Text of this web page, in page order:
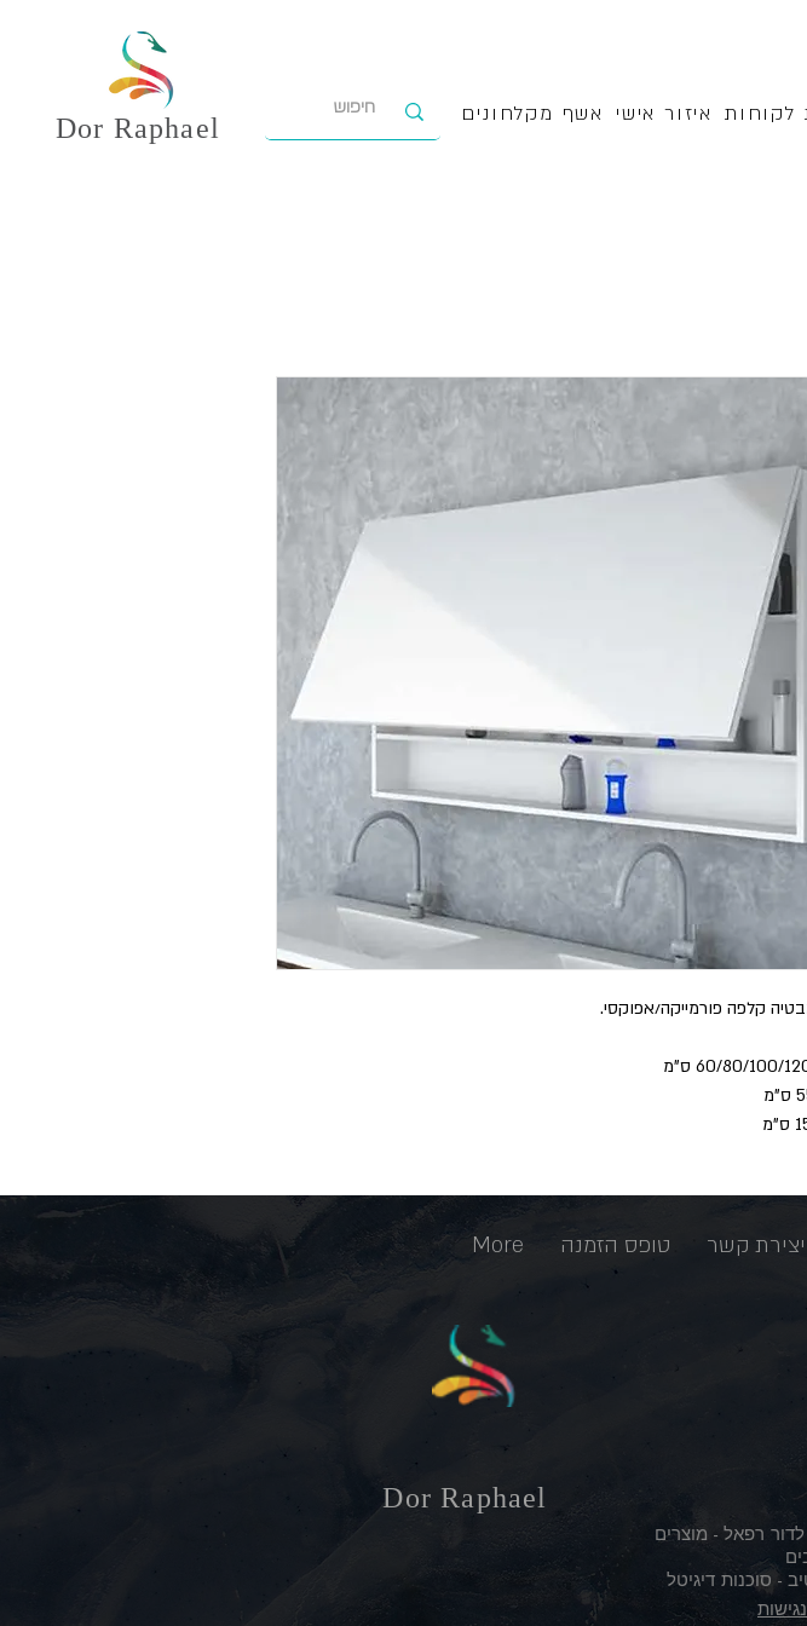
Dor Raphael לקוחות איזור אישי אשף מקלחונים
קלפה פורמייקה/אפוקסי.
יצירת קשר טופס הזמנה More
DorRaphael
רפאל - מוצרים
- סוכנות דיגיטל